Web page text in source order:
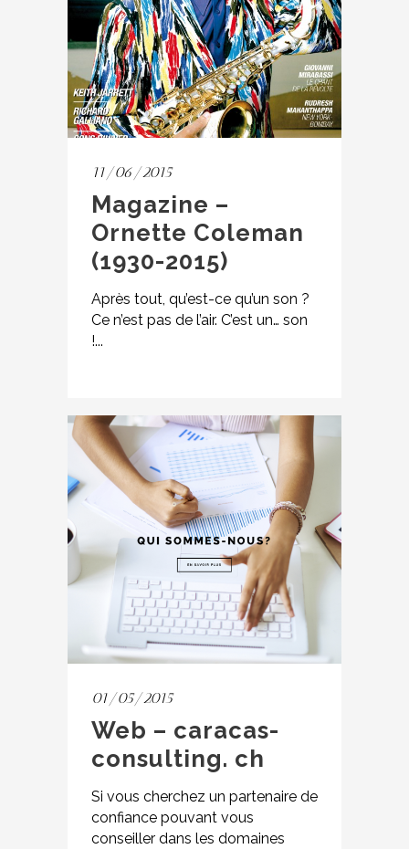
11/06/2015
Magazine –
Ornette Coleman
(1930-2015)
Après tout, qu’est-ce qu’un son ?
Ce n’est pas de l’air. C’est un… son
!...
01/05/2015
Web – caracas-
consulting. ch
Si vous cherchez un partenaire de
confiance pouvant vous
conseiller dans les domaines